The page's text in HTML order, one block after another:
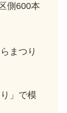
側600本
まつり
」で模